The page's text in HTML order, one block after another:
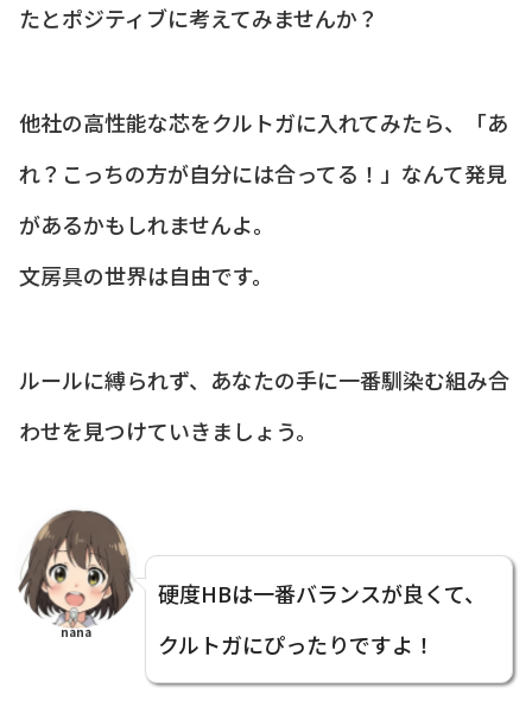
たとポジティブに考えてみませんか？
他社の高性能な芯をクルトガに入れてみたら、「あ
れ？こっちの方が自分には合ってる！」なんて発見
があるかもしれませんよ。
文房具の世界は自由です。
ルールに縛られず、あなたの手に一番馴染む組み合
わせを見つけていきましょう。
nana
硬度HBは一番バランスが良くて、
クルトガにぴったりですよ！